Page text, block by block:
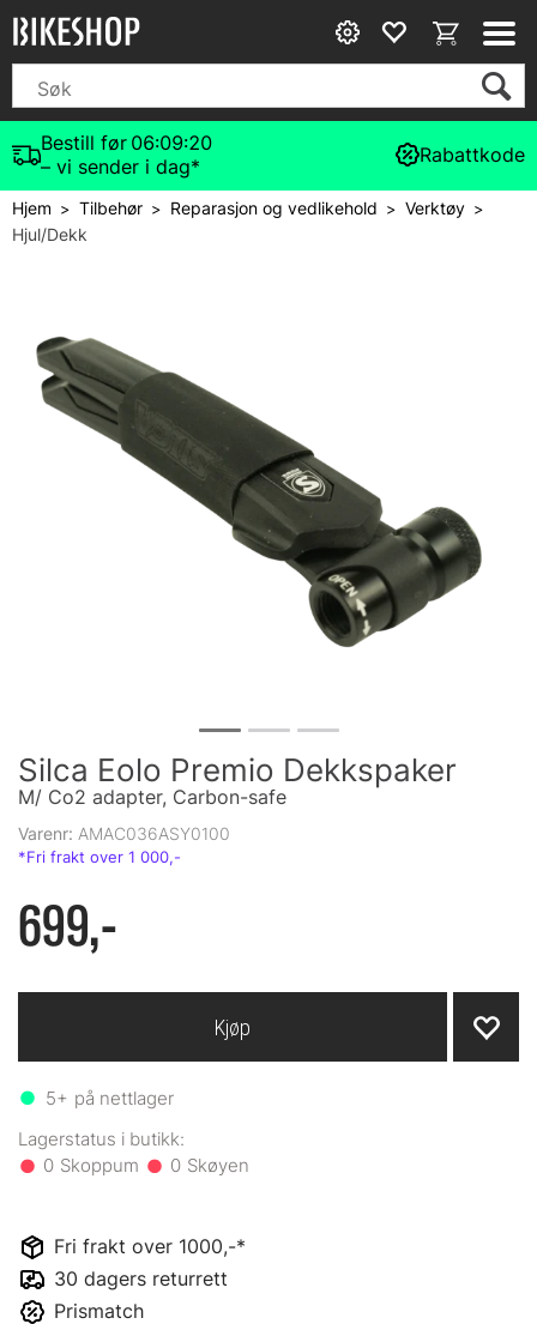
Bestill før 06:09:20
– vi sender i dag*
Rabattkode
Hjem>Tilbehør> Reparasjon og vedlikehold >Verktøy>
Hjul/Dekk
Silca Eolo Premio Dekkspaker
M/ Co2 adapter, Carbon-safe
Varenr: AMAC036ASY0100
699,-
5+ på nettlager
0 0
Kjøp
Fri frakt over 1000,-*
30 dagers returrett
Prismatch